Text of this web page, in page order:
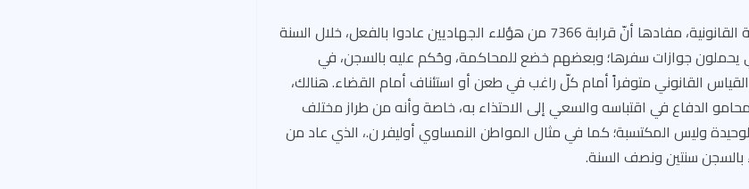
مفارقة أخرى، لها صفة السابقة القانونية، مفادها أنّ قرابة 7366 من هؤلاء الجهاديين عادوا بالفعل، خلال السنة
التي يحملون جوازات سفرها؛ وبعضهم خضع للمحاكمة، وحُكم عليه بالسجن، في
القياس القانوني متوفراً أمام كلّ راغب في طعن أو استئناف أمام القضاء. هنالك،
الدفاع في اقتباسه والسعي إلى الاحتذاء به، خاصة وأنه من طراز مختلف
وليس المكتسبة؛ كما في مثال المواطن النمساوي أوليفر ن.، الذي عاد من
سنتين ونصف السنة.